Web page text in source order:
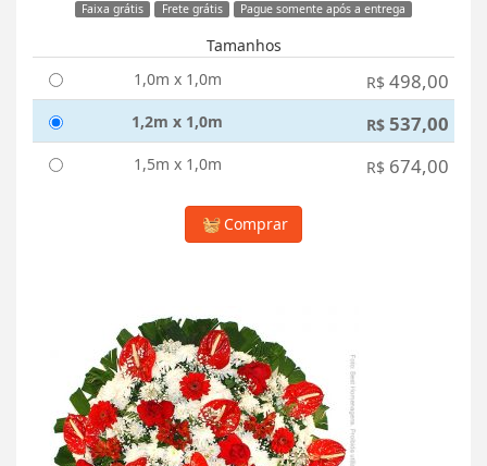
Faixa grátis Frete grátis Pague somente após a entrega
Tamanhos
1,0m x 1,0m
R$ 498,00
1,2m x 1,0m R$ 537,00
1,5m x 1,0m R$ 674,00
Comprar